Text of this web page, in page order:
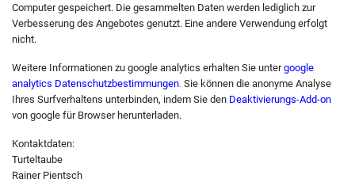
Computer gespeichert. Die gesammelten Daten werden lediglich zur
Verbesserung des Angebotes genutzt. Eine andere Verwendung erfolgt
nicht.
Weitere Informationen zu google analytics erhalten Sie unter google
analytics Datenschutzbestimmungen. Sie können die anonyme Analyse
Ihres Surfverhaltens unterbinden, indem Sie den Deaktivierungs-Add-on
von google für Browser herunterladen.
Kontaktdaten:
Turteltaube
Rainer Pientsch